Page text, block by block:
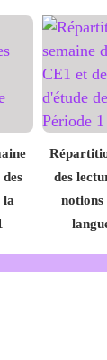
la
des
notions